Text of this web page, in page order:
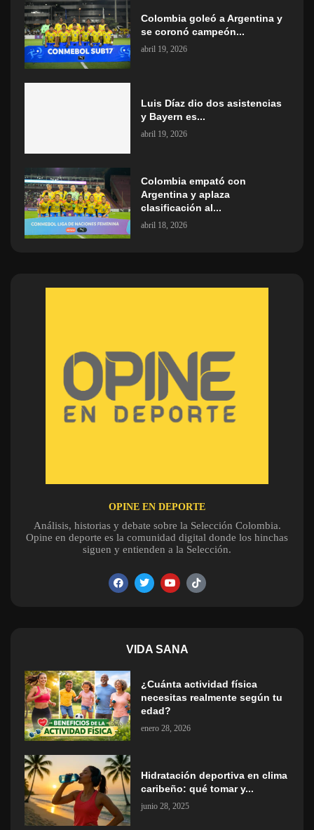
Colombia goleó a Argentina y
se coronó campeón...
abril 19, 2026
Luis Díaz dio dos asistencias
y Bayern es...
abril 19, 2026
Colombia empató con
Argentina y aplaza
clasificación al...
abril 18, 2026
OPINE EN DEPORTE
Análisis, historias y debate sobre la Selección Colombia.
Opine en deporte es la comunidad digital donde los hinchas
siguen y entienden a la Selección.
VIDA SANA
¿Cuánta actividad física
necesitas realmente según tu
edad?
enero 28, 2026
Hidratación deportiva en clima
caribeño: qué tomar y...
junio 28, 2025